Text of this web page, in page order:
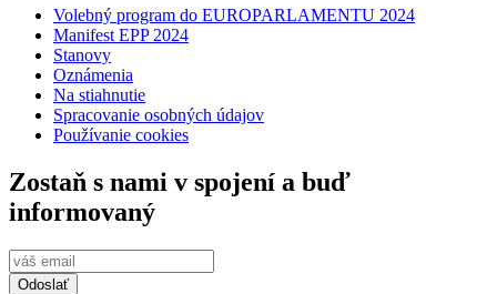
Volebný program do EUROPARLAMENTU 2024
Manifest EPP 2024
Stanovy
Oznámenia
Na stiahnutie
Spracovanie osobných údajov
Používanie cookies
Zostaň s nami v spojení a buď
informovaný
Odoslať